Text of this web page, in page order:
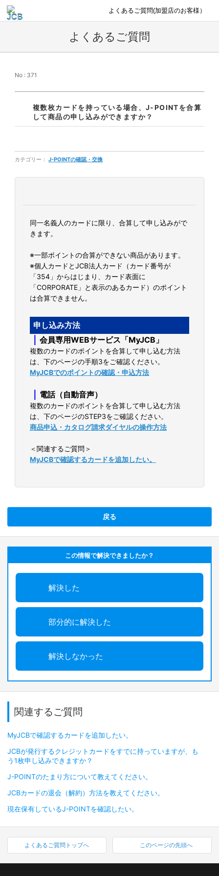
よくあるご質問(加盟店のお客様）
よくあるご質問
No : 371
複数枚カードを持っている場合、J-POINTを合算
して商品の申し込みができますか？
カテゴリー： J-POINTの確認・交換
同一名義人のカードに限り、合算して申し込みがで
きます。
※一部ポイントの合算ができない商品があります。
※個人カードとJCB法人カード（カード番号が
「354」からはじまり、カード表面に
「CORPORATE」と表示のあるカード）のポイント
は合算できません。
申し込み方法
｜ 会員専用WEBサービス「MyJCB」
複数のカードのポイントを合算して申し込む方法
は、下のページの手順3をご確認ください。
MyJCBでのポイントの確認・申込方法
｜ 電話（自動音声）
複数のカードのポイントを合算して申し込む方法
は、下のページのSTEP3をご確認ください。
商品申込・カタログ請求ダイヤルの操作方法
＜関連するご質問＞
MyJCBで確認するカードを追加したい。
戻る
この情報で解決できましたか？
解決した
部分的に解決した
解決しなかった
関連するご質問
MyJCBで確認するカードを追加したい。
JCBが発行するクレジットカードをすでに持っていますが、も
う1枚申し込みできますか？
J-POINTのたまり方について教えてください。
JCBカードの退会（解約）方法を教えてください。
現在保有しているJ-POINTを確認したい。
よくあるご質問トップへ このページの先頭へ